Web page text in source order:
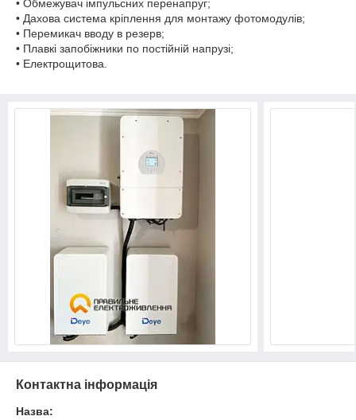
• Обмежувач імпульсних перенапруг;
• Дахова система кріплення для монтажу фотомодулів;
• Перемикач вводу в резерв;
• Плавкі запобіжники по постійній напрузі;
• Електрощитова.
Контактна інформація
Назва: